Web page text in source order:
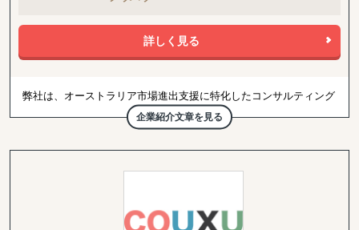
詳しく見る
企業紹介文章を見る
弊社は、オーストラリア市場進出支援に特化したコンサルティング
推進し、両国の経済成長と発展に貢献することをミッションとして
略立案、顧客やパートナー探し、現地運営支援、マーケティング、